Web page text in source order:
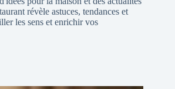
révèle astuces, tendances et
les sens et enrichir vos